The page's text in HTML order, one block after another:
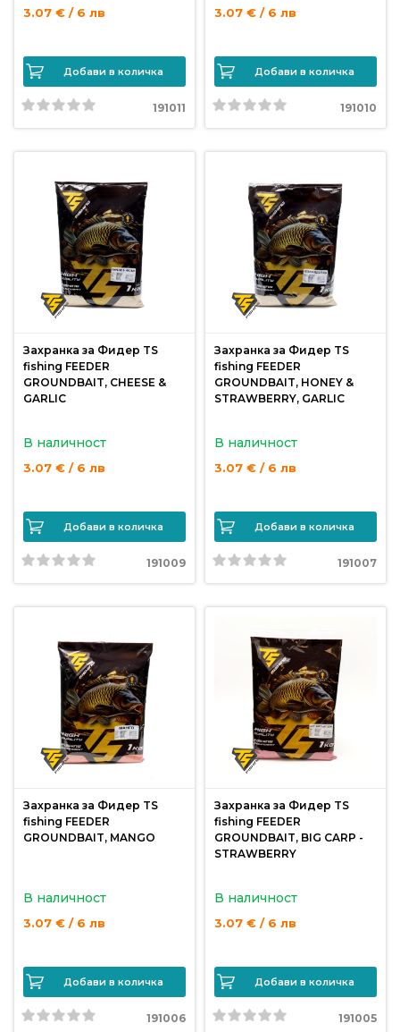
за
Къмпинг
Изкуствени
примамки
Монтажи
поводи
Плувки
за
Комплекти
риболов
Сонари
Контакти
Поръчка
Връщане
и
Условия
за
Политика
за
поверителност
3.07 € / 6 лв
Добави в количка
191011
3.07 € / 6 лв
Добави в количка
191010
Захранка за Фидер TS
fishing FEEDER
GROUNDBAIT, CHEESE &
GARLIC
В наличност
3.07 € / 6 лв
Добави в количка
191009
Захранка за Фидер TS
fishing FEEDER
GROUNDBAIT, HONEY &
STRAWBERRY, GARLIC
В наличност
3.07 € / 6 лв
Добави в количка
191007
Захранка за Фидер TS
fishing FEEDER
GROUNDBAIT, MANGO
В наличност
3.07 € / 6 лв
Добави в количка
191006
Захранка за Фидер TS
fishing FEEDER
GROUNDBAIT, BIG CARP -
STRAWBERRY
В наличност
3.07 € / 6 лв
Добави в количка
191005